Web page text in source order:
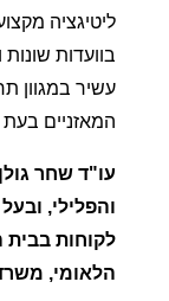
ליטיגציה
בוועדות
עשיר במגוון
המאזניים
עו"ד שחר
והפלילי,
לקוחות
הלאומי,